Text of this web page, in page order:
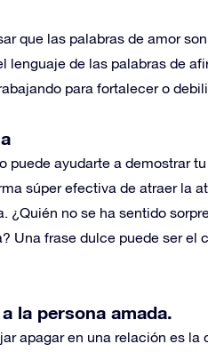
que las palabras de amor
lenguaje de las palabras de
para fortalecer o
puede ayudarte a demostrar
súper efectiva de atraer la
¿Quién no se ha sentido
Una frase dulce puede ser el
la persona amada.
apagar en una relación es